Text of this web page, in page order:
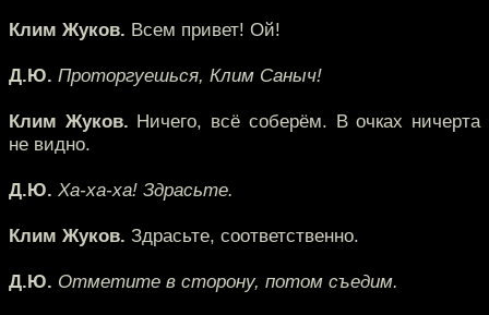
Клим Жуков. Всем привет! Ой!
Д.Ю. Проторгуешься, Клим Саныч!
Клим Жуков. Ничего, всё соберём. В очках ничерта
не видно.
Д.Ю. Ха-ха-ха! Здрасьте.
Клим Жуков. Здрасьте, соответственно.
Д.Ю. Отметите в сторону, потом съедим.